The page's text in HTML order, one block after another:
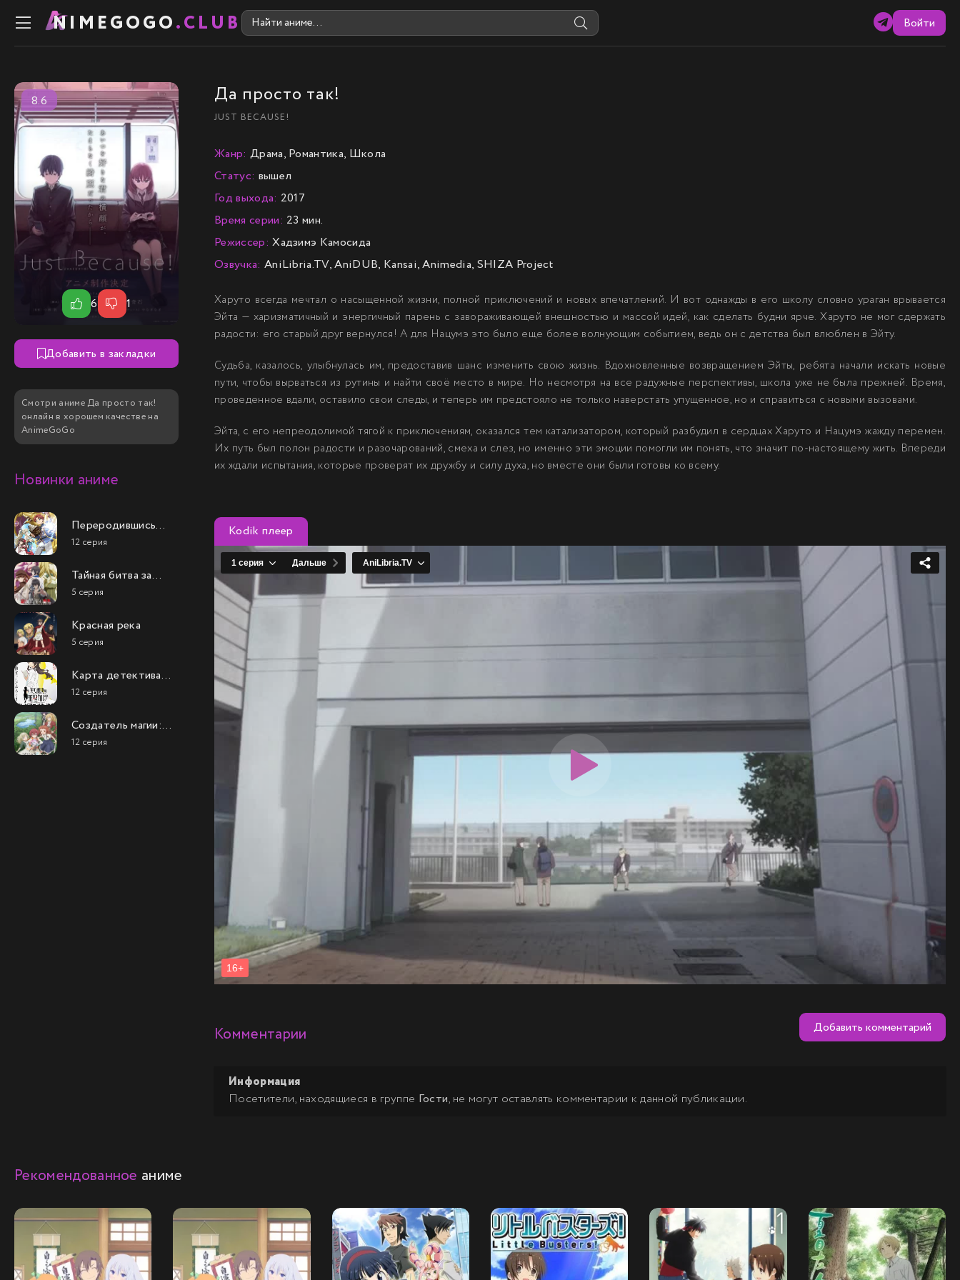
NIMEGOGO.CLUB Войти
Да просто так!
JUST BECAUSE!
8.6
6 1
Добавить в закладки
Смотри аниме Да просто так!
онлайн в хорошем качестве на
AnimeGoGo
Новинки аниме
Переродившись
аристократом-
неудачником, я
свободное время,
чтобы стать
12 серия
Тайная битва за
престол
сильнейшего
5 серия
Красная река
5 серия
Карта детектива
Такао Амэку
12 серия
Создатель магии:
Как создать
волшебство в
12 серия
Жанр: Драма, Романтика, Школа
Статус: вышел
Год выхода: 2017
Время серии: 23 мин.
Режиссер: Хадзимэ Камосида
Озвучка: AniLibria.TV, AniDUB, Kansai, Animedia, SHIZA Project
Харуто всегда мечтал о насыщенной жизни, полной приключений и новых впечатлений. И вот однажды в его школу словно ураган врывается
Эйта — харизматичный и энергичный парень с завораживающей внешностью и массой идей, как сделать будни ярче. Харуто не мог сдержать
радости: его старый друг вернулся! А для Нацумэ это было еще более волнующим событием, ведь он с детства был влюблен в Эйту.
Судьба, казалось, улыбнулась им, предоставив шанс изменить свою жизнь. Вдохновленные возвращением Эйты, ребята начали искать новые
пути, чтобы вырваться из рутины и найти своё место в мире. Но несмотря на все радужные перспективы, школа уже не была прежней. Время,
проведенное вдали, оставило свои следы, и теперь им предстояло не только наверстать упущенное, но и справиться с новыми вызовами.
Эйта, с его непреодолимой тягой к приключениям, оказался тем катализатором, который разбудил в сердцах Харуто и Нацумэ жажду перемен.
Их путь был полон радости и разочарований, смеха и слез, но именно эти эмоции помогли им понять, что значит по-настоящему жить. Впереди
их ждали испытания, которые проверят их дружбу и силу духа, но вместе они были готовы ко всему.
Kodik плеер
Комментарии Добавить комментарий
Информация
Посетители, находящиеся в группе Гости, не могут оставлять комментарии к данной публикации.
Рекомендованное аниме